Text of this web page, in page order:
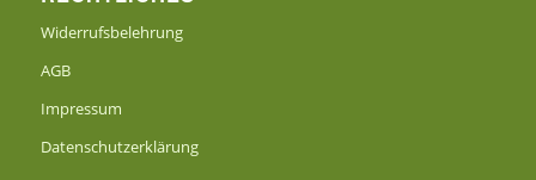
Widerrufsbelehrung
AGB
Impressum
Datenschutzerklärung